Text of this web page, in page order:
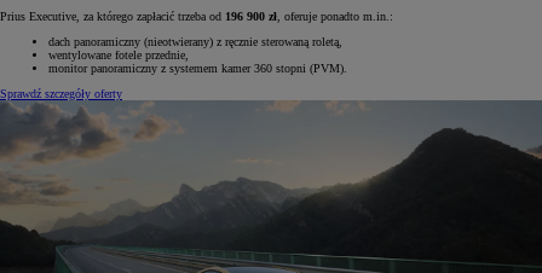
Prius Executive, za którego zapłacić trzeba od 196 900 zł, oferuje ponadto m.in.:
dach panoramiczny (nieotwierany) z ręcznie sterowaną roletą,
wentylowane fotele przednie,
monitor panoramiczny z systemem kamer 360 stopni (PVM).
Sprawdź szczegóły oferty